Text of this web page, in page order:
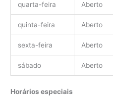
quarta-feira Aberto
quinta-feira Aberto
sexta-feira Aberto
sábado Aberto
Horários especiais